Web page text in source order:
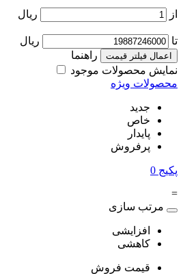
از ریال
تا ریال
اعمال فیلتر قیمت
راهنما
نمایش محصولات موجود
محصولات ویژه
جدید
خاص
پایدار
پرفروش
پکیج 0
=
مرتب سازی
افزایشی
کاهشی
قیمت فروش